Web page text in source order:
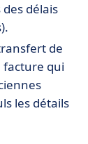
délais
de
facture qui
les détails